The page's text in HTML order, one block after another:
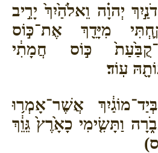
יְהוָ֗ה וֵאלֹהַ֙יִךְ֙ יָרִ֣יב
מִיָּדֵ֖ךְ אֶת־כּ֣וֹס
כּ֣וֹס חֲמָתִ֔י
עֽוֹד׃
אֲשֶׁר־אָמְר֥וּ
וַתָּשִׂ֤ימִי כָאָ֙רֶץ֙ גֵּוֵ֔ךְ